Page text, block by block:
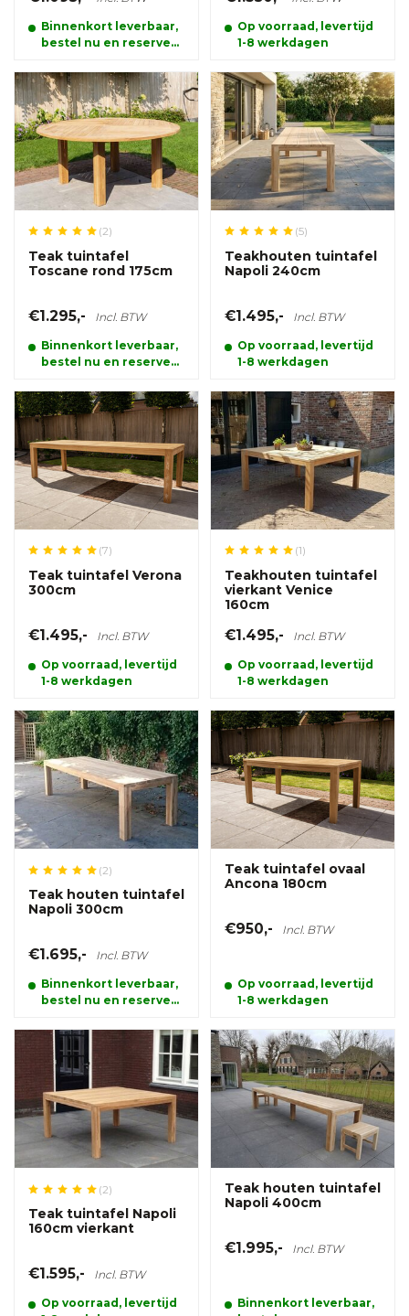
Binnenkort leverbaar,
bestel nu en reserveer
Op voorraad, levertijd
1-8 werkdagen
(2)
Teak tuintafel
Toscane rond 175cm
€1.295,- Incl. BTW
Binnenkort leverbaar,
bestel nu en reserveer
(5)
Teakhouten tuintafel
Napoli 240cm
€1.495,- Incl. BTW
Op voorraad, levertijd
1-8 werkdagen
(7)
Teak tuintafel Verona
300cm
€1.495,- Incl. BTW
Op voorraad, levertijd
1-8 werkdagen
(1)
Teakhouten tuintafel
vierkant Venice
160cm
€1.495,- Incl. BTW
Op voorraad, levertijd
1-8 werkdagen
(2)
Teak houten tuintafel
Napoli 300cm
€1.695,- Incl. BTW
Binnenkort leverbaar,
bestel nu en reserveer
Teak tuintafel ovaal
Ancona 180cm
€950,- Incl. BTW
Op voorraad, levertijd
1-8 werkdagen
(2)
Teak tuintafel Napoli
160cm vierkant
€1.595,- Incl. BTW
Op voorraad, levertijd
Teak houten tuintafel
Napoli 400cm
€1.995,- Incl. BTW
Binnenkort leverbaar,